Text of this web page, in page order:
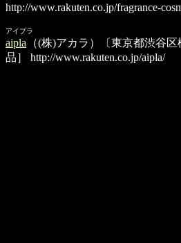
http://www.rakuten.co.jp/fragrance-
アイプラ
aipla
（(株)アカラ）〔東京都渋谷
品］
http://www.rakuten.co.jp/aipla/